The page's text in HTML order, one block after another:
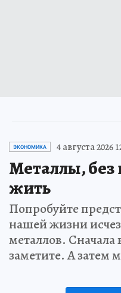
ЭКОНОМИКА 4 августа 2026
Металлы,
жить
Попробуйте
нашей жизни
металлов. Сначала
заметите. А затем